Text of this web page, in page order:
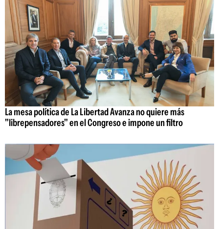
La mesa política de La Libertad Avanza no quiere más
"librepensadores" en el Congreso e impone un filtro